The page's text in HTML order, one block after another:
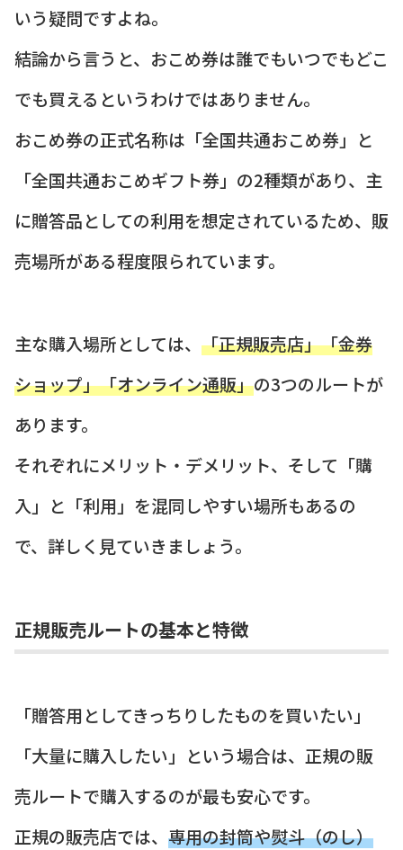
いう疑問ですよね。
結論から言うと、おこめ券は誰でもいつでもどこ
でも買えるというわけではありません。
おこめ券の正式名称は「全国共通おこめ券」と
「全国共通おこめギフト券」の2種類があり、主
に贈答品としての利用を想定されているため、販
売場所がある程度限られています。
主な購入場所としては、 「正規販売店」「金券
ショップ」「オンライン通販」の3つのルートが
あります。
それぞれにメリット・デメリット、そして「購
入」と「利用」を混同しやすい場所もあるの
で、詳しく見ていきましょう。
正規販売ルートの基本と特徴
「贈答用としてきっちりしたものを買いたい」
「大量に購入したい」という場合は、正規の販
売ルートで購入するのが最も安心です。
正規の販売店では、 専用の封筒や熨斗（のし）